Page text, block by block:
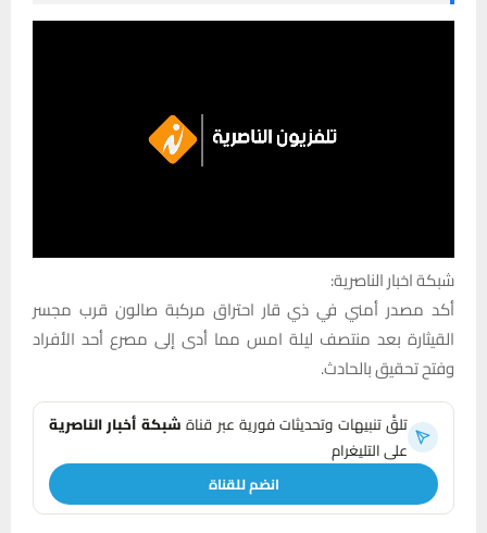
شبكة اخبار الناصرية:
أكد مصدر أمني في ذي قار احتراق مركبة صالون قرب مجسر
القيثارة بعد منتصف ليلة امس مما أدى إلى مصرع أحد الأفراد
وفتح تحقيق بالحادث.
تلقَّ تنبيهات وتحديثات فورية عبر قناةشبكة أخبار الناصرية
على التليغرام
انضم للقناة